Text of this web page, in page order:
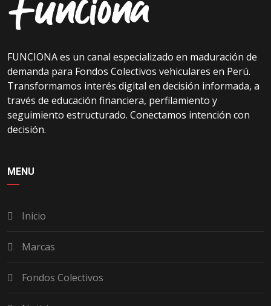
FUNCIONA es un canal especializado en maduración de
demanda para Fondos Colectivos vehiculares en Perú.
Transformamos interés digital en decisión informada, a
través de educación financiera, perfilamiento y
seguimiento estructurado. Conectamos intención con
decisión.
MENU
Inicio
Marcas
Fondos Colectivos